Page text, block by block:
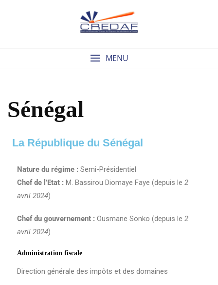
MENU
Sénégal
La République du Sénégal
Nature du régime : Semi-Présidentiel
Chef de l’Etat : M. Bassirou Diomaye Faye (depuis le 2
avril 2024)
Chef du gouvernement : Ousmane Sonko (depuis le 2
avril 2024)
Administration fiscale
Direction générale des impôts et des domaines